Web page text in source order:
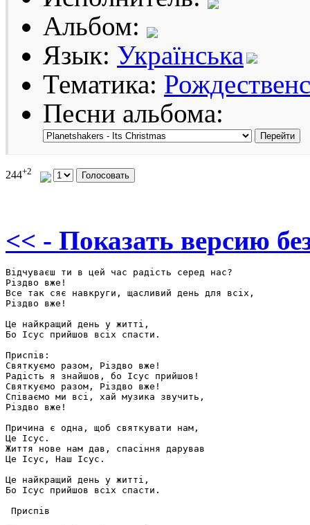
Альбом:
Язык: Українська
Тематика:
Песни альбома:
244+2
<< - Показать версию
Відчуваєш ти в цей час радість серед нас?
Різдво вже!
Все так сяє навкруги, щасливий день для всіх,
Різдво вже!
Це найкращий день у житті,
Бо Ісус прийшов всіх спасти.
Приспів:
Святкуємо разом, Різдво вже!
Радість я знайшов, бо Ісус прийшов!
Святкуємо разом, Різдво вже!
Співаємо ми всі, хай музика звучить,
Різдво вже!
Причина є одна, щоб святкувати нам,
Це Ісус.
Життя нове нам дав, спасіння дарував
Це Ісус, Наш Ісус.
Це найкращий день у житті,
Бо Ісус прийшов всіх спасти.
Приспів